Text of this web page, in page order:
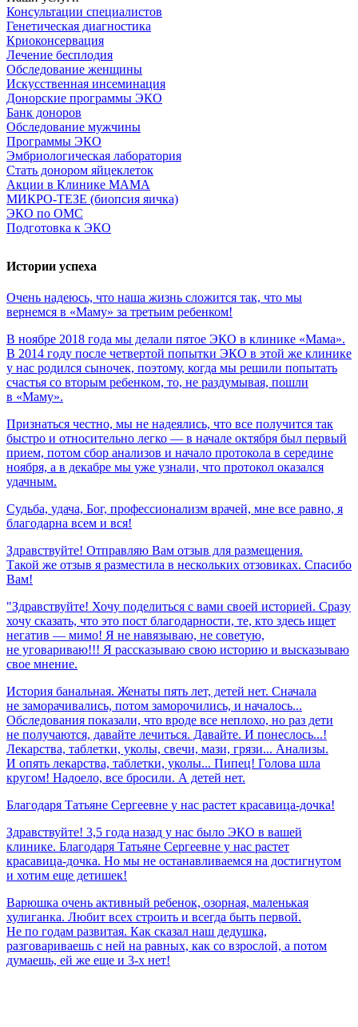
Консультации специалистов
Генетическая диагностика
Криоконсервация
Лечение бесплодия
Обследование женщины
Искусственная инсеминация
Донорские программы ЭКО
Банк доноров
Обследование мужчины
Программы ЭКО
Эмбриологическая лаборатория
Стать донором яйцеклеток
Акции в Клинике МАМА
МИКРО-ТЕЗЕ (биопсия яичка)
ЭКО по ОМС
Подготовка к ЭКО
Истории успеха
Очень надеюсь, что наша жизнь сложится так, что мы
вернемся в «Маму» за третьим ребенком!
В ноябре 2018 года мы делали пятое ЭКО в клинике «Мама».
В 2014 году после четвертой попытки ЭКО в этой же клинике
у нас родился сыночек, поэтому, когда мы решили попытать
счастья со вторым ребенком, то, не раздумывая, пошли
в «Маму».
Признаться честно, мы не надеялись, что все получится так
быстро и относительно легко — в начале октября был первый
прием, потом сбор анализов и начало протокола в середине
ноября, а в декабре мы уже узнали, что протокол оказался
удачным.
Судьба, удача, Бог, профессионализм врачей, мне все равно, я
благодарна всем и вся!
Здравствуйте! Отправляю Вам отзыв для размещения.
Такой же отзыв я разместила в нескольких отзовиках. Спасибо
Вам!
"Здравствуйте! Хочу поделиться с вами своей историей. Сразу
хочу сказать, что это пост благодарности, те, кто здесь ищет
негатив — мимо! Я не навязываю, не советую,
не уговариваю!!! Я рассказываю свою историю и высказываю
свое мнение.
История банальная. Женаты пять лет, детей нет. Сначала
не заморачивались, потом заморочились, и началось...
Обследования показали, что вроде все неплохо, но раз дети
не получаются, давайте лечиться. Давайте. И понеслось...!
Лекарства, таблетки, уколы, свечи, мази, грязи... Анализы.
И опять лекарства, таблетки, уколы... Пипец! Голова шла
кругом! Надоело, все бросили. А детей нет.
Благодаря Татьяне Сергеевне у нас растет красавица-дочка!
Здравствуйте! 3,5 года назад у нас было ЭКО в вашей
клинике. Благодаря Татьяне Сергеевне у нас растет
красавица-дочка. Но мы не останавливаемся на достигнутом
и хотим еще детишек!
Варюшка очень активный ребенок, озорная, маленькая
хулиганка. Любит всех строить и всегда быть первой.
Не по годам развитая. Как сказал наш дедушка,
разговариваешь с ней на равных, как со взрослой, а потом
думаешь, ей же еще и 3-х нет!